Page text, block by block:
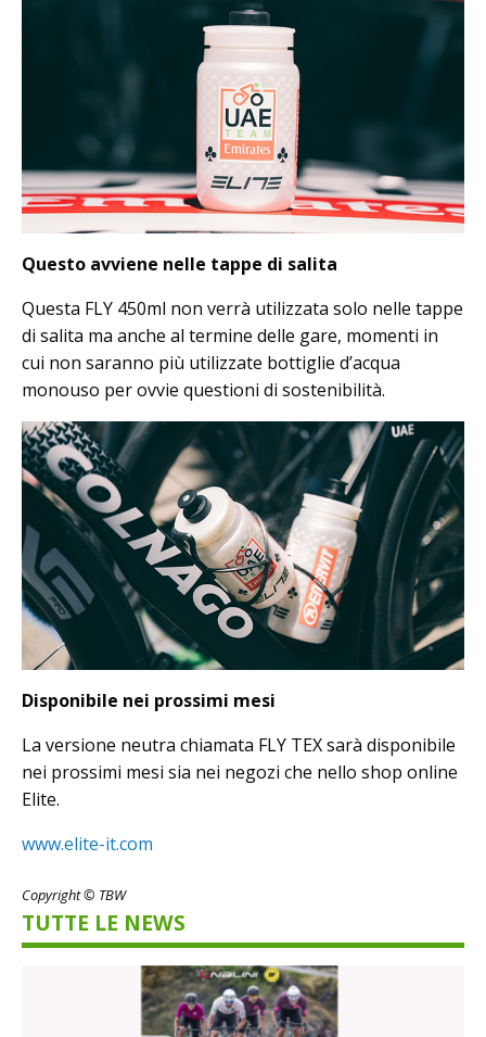
Questo avviene nelle tappe di salita
Questa FLY 450ml non verrà utilizzata solo nelle tappe
di salita ma anche al termine delle gare, momenti in
cui non saranno più utilizzate bottiglie d’acqua
monouso per ovvie questioni di sostenibilità.
Disponibile nei prossimi mesi
La versione neutra chiamata FLY TEX sarà disponibile
nei prossimi mesi sia nei negozi che nello shop online
Elite.
www.elite-it.com
Copyright © TBW
TUTTE LE NEWS